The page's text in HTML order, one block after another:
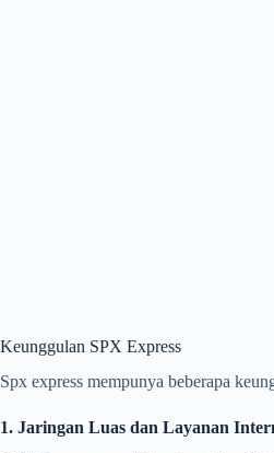
Keunggulan SPX Express
Spx express mempunya beberapa
1. Jaringan Luas dan Layanan